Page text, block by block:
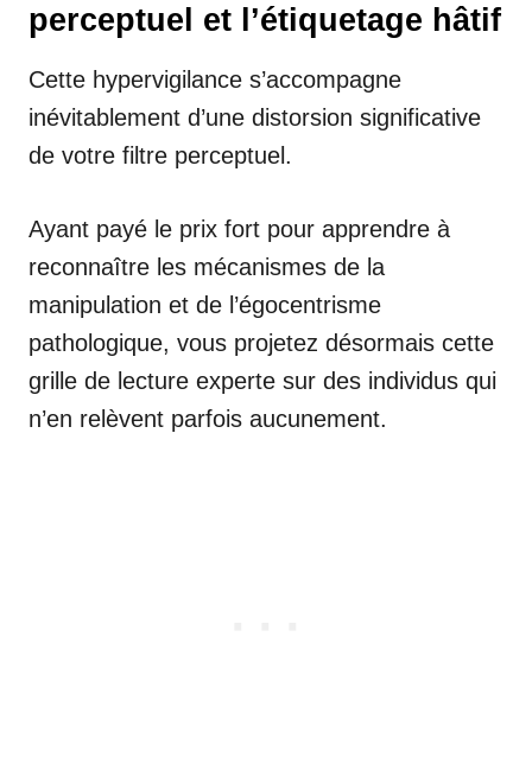
perceptuel et l’étiquetage hâtif
Cette hypervigilance s’accompagne
inévitablement d’une distorsion significative
de votre filtre perceptuel.
Ayant payé le prix fort pour apprendre à
reconnaître les mécanismes de la
manipulation et de l’égocentrisme
pathologique, vous projetez désormais cette
grille de lecture experte sur des individus qui
n’en relèvent parfois aucunement.